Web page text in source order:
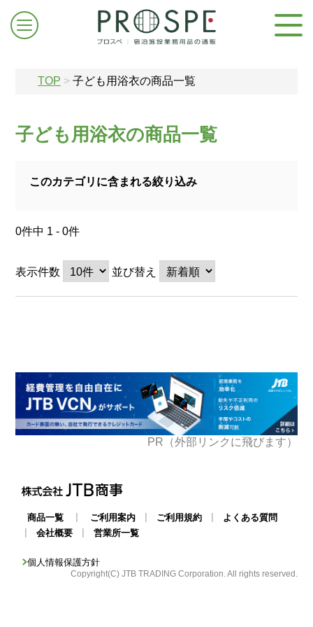
TOP > 子ども用浴衣の商品一覧
子ども用浴衣の商品一覧
このカテゴリに含まれる絞り込み
0件中 1 - 0件
表示件数 並び替え
PR（外部リンクに飛びます）
商品一覧 ご利用案内 ご利用規約
よくある質問
会社概要 営業所一覧
個人情報保護方針
Copyright(C) JTB TRADING Corporation. All rights reserved.